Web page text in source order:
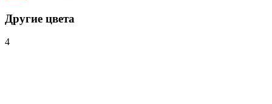
Другие цвета
4